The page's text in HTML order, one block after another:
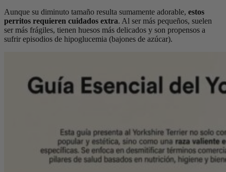
Aunque su diminuto tamaño resulta sumamente adorable, estos
perritos requieren cuidados extra. Al ser más pequeños, suelen
ser más frágiles, tienen huesos más delicados y son propensos a
sufrir episodios de hipoglucemia (bajones de azúcar).